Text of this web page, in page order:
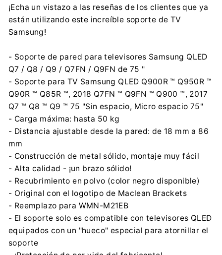
¡Echa un vistazo a las reseñas de los clientes que ya
están utilizando este increíble soporte de TV
Samsung!
- Soporte de pared para televisores Samsung QLED
Q7 / Q8 / Q9 / Q7FN / Q9FN de 75 "
- Soporte para TV Samsung QLED Q900R ™ Q950R ™
Q90R ™ Q85R ™, 2018 Q7FN ™ Q9FN ™ Q900 ™, 2017
Q7 ™ Q8 ™ Q9 ™ 75 "Sin espacio, Micro espacio 75"
- Carga máxima: hasta 50 kg
- Distancia ajustable desde la pared: de 18 mm a 86
mm
- Construcción de metal sólido, montaje muy fácil
- Alta calidad - ¡un brazo sólido!
- Recubrimiento en polvo (color negro disponible)
- Original con el logotipo de Maclean Brackets
- Reemplazo para WMN-M21EB
- El soporte solo es compatible con televisores QLED
equipados con un "hueco" especial para atornillar el
soporte